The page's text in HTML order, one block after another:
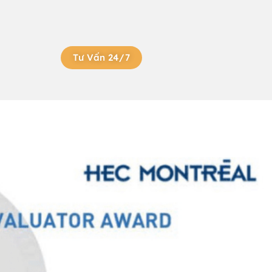
Tư Vấn 24/7